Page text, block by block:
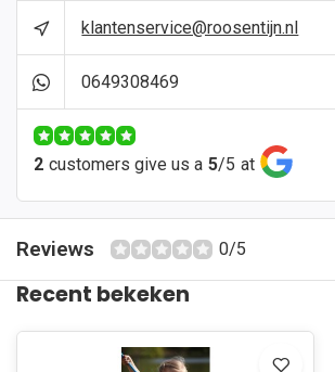
klantenservice@roosentijn.nl
0649308469
2 customers give us a 5/5 at
Reviews 0/5
Recent bekeken